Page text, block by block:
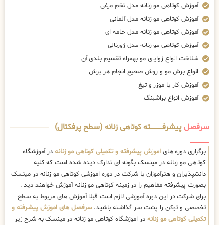
آموزش کوتاهی مو زنانه مدل تخم مرغی
آموزش کوتاهی مو زنانه مدل آلمانی
آموزش کوتاهی مو زنانه مدل خامه ای
آموزش کوتاهی مو زنانه مدل ژورنالی
شناخت انواع زوایای مو بهمراه تقسیم بندی آن
انواع برش مو و روش صحیح انجام هر برش
آموزش کار با موزر و تیغ
آموزش انواع براشینگ
سرفصلپیشرفــــــــــــته کوتاهی زنانه (سطح پرفکتال)
برگزاری دوره های اموزش پیشرفته و تکمیلی کوتاهی مو زنانه در آموزشگاه
کوتاهی مو زنانه در مینسک بگونه ای تدارک دیده شده است که کلیه
دانشپذیران و هنرآموزان با شرکت در دوره اموزشی کوتاهی مو زنانه در مینسک
بصورت پیشرفته مفاهیم را در زمینه کوتاهی مو زنانه آموزش خواهند دید .
برای شرکت در این دوره آموزشی لازم است قبلا آموزش های مربوط به سطح
تخصصی و توکن را پشت سر گذاشته باشید.سرفصل های اموزش پیشرفته و
تکمیلی کوتاهی مو زنانه در اموزشگاه کوتاهی مو زنانه در مینسک به شرح زیر